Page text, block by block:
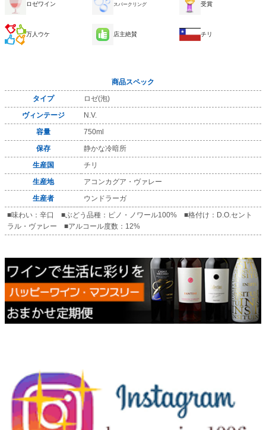
ロゼワイン スパークリング 受賞
万人ウケ 店主絶賛 チリ
商品スペック
タイプ
ロゼ(泡)
ヴィンテージ
N.V.
容量
750ml
保存
静かな冷暗所
生産国
チリ
生産地
アコンカグア・ヴァレー
生産者
ウンドラーガ
■味わい：辛口 ■ぶどう品種：ピノ・ノワール100% ■格付け：D.O.セント
ラル・ヴァレー ■アルコール度数：12%